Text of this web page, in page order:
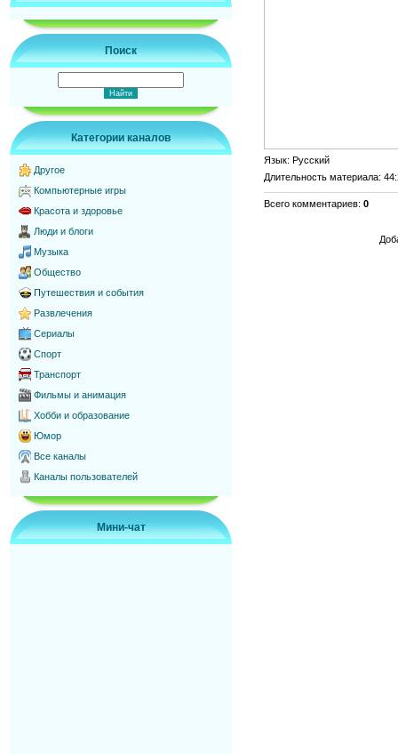
Поиск
Категории каналов
Другое
Компьютерные игры
Красота и здоровье
Люди и блоги
Музыка
Общество
Путешествия и события
Развлечения
Сериалы
Спорт
Транспорт
Фильмы и анимация
Хобби и образование
Юмор
Все каналы
Каналы пользователей
Мини-чат
Язык: Русский
Длительность материала:
Всего комментариев: 0